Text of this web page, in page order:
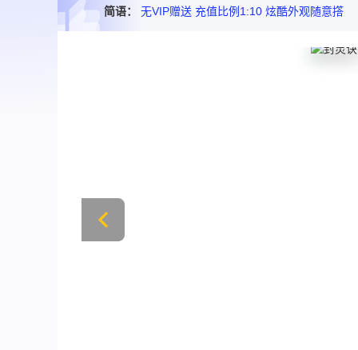
简语： 无VIP赠送 充值比例1:10 炫酷外观随意撘